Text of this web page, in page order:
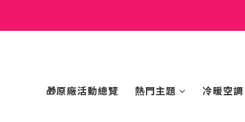
🎁原廠活動總覽 熱門主題 冷暖空調